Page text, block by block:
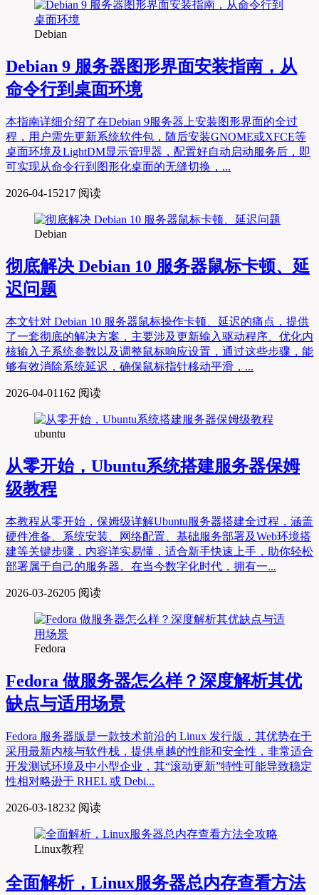
Debian
Debian 9 服务器图形界面安装指南，从
命令行到桌面环境
本指南详细介绍了在Debian 9服务器上安装图形界面的全过
程，用户需先更新系统软件包，随后安装GNOME或XFCE等
桌面环境及LightDM显示管理器，配置好自动启动服务后，即
可实现从命令行到图形化桌面的无缝切换，...
2026-04-15217 阅读
Debian
彻底解决 Debian 10 服务器鼠标卡顿、延
迟问题
本文针对 Debian 10 服务器鼠标操作卡顿、延迟的痛点，提供
了一套彻底的解决方案，主要涉及更新输入驱动程序、优化内
核输入子系统参数以及调整鼠标响应设置，通过这些步骤，能
够有效消除系统延迟，确保鼠标指针移动平滑，...
2026-04-01 162 阅读
ubuntu
从零开始，Ubuntu系统搭建服务器保姆
级教程
本教程从零开始，保姆级详解Ubuntu服务器搭建全过程，涵盖
硬件准备、系统安装、网络配置、基础服务部署及Web环境搭
建等关键步骤，内容详实易懂，适合新手快速上手，助你轻松
部署属于自己的服务器。在当今数字化时代，拥有一...
2026-03-26205 阅读
Fedora
Fedora 做服务器怎么样？深度解析其优
缺点与适用场景
Fedora 服务器版是一款技术前沿的 Linux 发行版，其优势在于
采用最新内核与软件栈，提供卓越的性能和安全性，非常适合
开发测试环境及中小型企业，其“滚动更新”特性可能导致稳定
性相对略逊于 RHEL 或 Debi...
2026-03-18232 阅读
Linux教程
全面解析，Linux服务器总内存查看方法